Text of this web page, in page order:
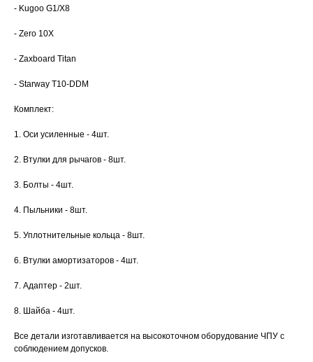
- Kugoo G1/X8
- Zero 10X
- Zaxboard Titan
- Starway T10-DDM
Комплект:
1. Оси усиленные - 4шт.
2. Втулки для рычагов - 8шт.
3. Болты - 4шт.
4. Пыльники - 8шт.
5. Уплотнительные кольца - 8шт.
6. Втулки амортизаторов - 4шт.
7. Адаптер - 2шт.
8. Шайба - 4шт.
Все детали изготавливается на высокоточном оборудование ЧПУ с
соблюдением допусков.